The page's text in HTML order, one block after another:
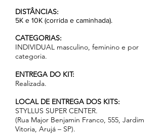
DISTÂNCIAS:
​5K e 10K (corrida e caminhada).
CATEGORIAS:
INDIVIDUAL masculino, feminino e por
categoria.
ENTREGA DO KIT:
Realizada.
LOCAL DE ENTREGA DOS KITS:
STYLLUS SUPER CENTER.
(Rua Major Benjamin Franco, 555, Jardim
Vitoria, Arujá – SP).